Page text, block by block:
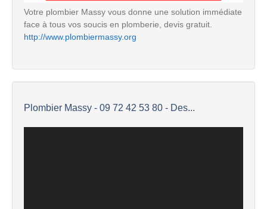
Votre plombier Massy vous donne une solution immédiate
face à tous vos soucis en plomberie, devis gratuit.
http://www.plombiermassy.org
Plombier Massy - 09 72 42 53 80 - Des...